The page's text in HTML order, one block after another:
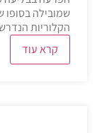
שמובילה בסופו
הקלוריות
קרא עוד